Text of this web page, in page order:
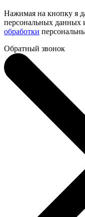
Нажимая на кнопку я
персональных данных
обработки
Обратный звонок